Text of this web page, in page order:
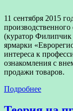
11 сентября 2015
(куратор Филипчик
ярмарки
интереса к
ознакомления с
продажи товаров.
Подробнее